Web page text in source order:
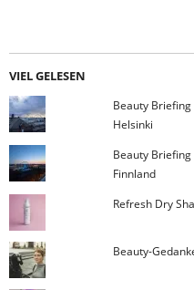
VIEL GELESEN
Beauty
Helsinki
Beauty Briefing
Finnland
Refresh Dry
Beauty-